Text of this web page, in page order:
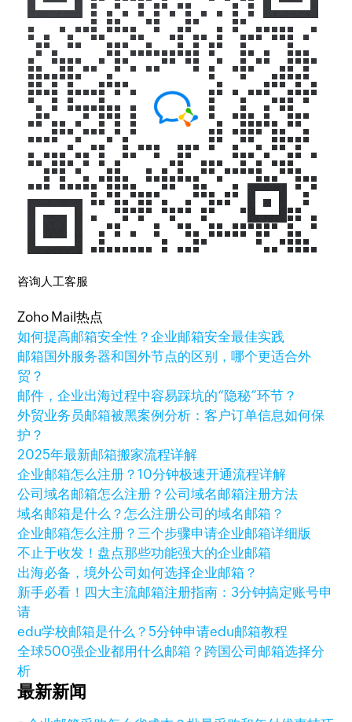
咨询人工客服
Zoho Mail热点
如何提高邮箱安全性？企业邮箱安全最佳实践
邮箱国外服务器和国外节点的区别，哪个更适合外
贸？
邮件，企业出海过程中容易踩坑的“隐秘”环节？
外贸业务员邮箱被黑案例分析：客户订单信息如何保
护？
2025年最新邮箱搬家流程详解
企业邮箱怎么注册？10分钟极速开通流程详解
公司域名邮箱怎么注册？公司域名邮箱注册方法
域名邮箱是什么？怎么注册公司的域名邮箱？
企业邮箱怎么注册？三个步骤申请企业邮箱详细版
不止于收发！盘点那些功能强大的企业邮箱
出海必备，境外公司如何选择企业邮箱？
新手必看！四大主流邮箱注册指南：3分钟搞定账号申
请
edu学校邮箱是什么？5分钟申请edu邮箱教程
全球500强企业都用什么邮箱？跨国公司邮箱选择分
析
最新新闻